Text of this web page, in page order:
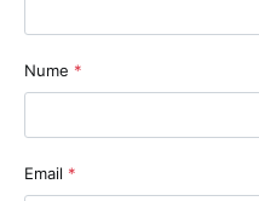
Nume *
Email *